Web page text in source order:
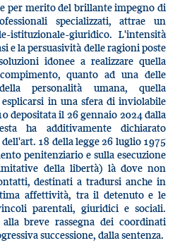
per merito del brillante impegno di
specializzati, attrae un
istituzionale-giuridico. L'intensità
e la persuasività delle ragioni poste
idonee a realizzare quella
quanto ad una delle
personalità umana, quella
in una sfera di inviolabile
depositata il 26 gennaio 2024 dalla
ha additivamente dichiarato
18 della legge 26 luglio 1975
penitenziario e sulla esecuzione
della libertà) là dove non
destinati a tradursi anche in
affettività, tra il detenuto e le
parentali, giuridici e sociali.
breve rassegna dei coordinati
successione, dalla sentenza.